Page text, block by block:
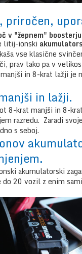
priročen,
v "žepnem"
litij-ionski
vse klasične
prav tako pa v
in 8-krat lažji je
in lažji.
8-krat manjši in 8-
razredu. Zaradi
s seboj.
akumulatorski
do 20 vozil z enim